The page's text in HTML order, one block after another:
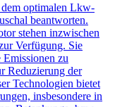
optimalen Lkw-
beantworten.
stehen inzwischen
Verfügung. Sie
zu
Reduzierung der
Technologien bietet
insbesondere in